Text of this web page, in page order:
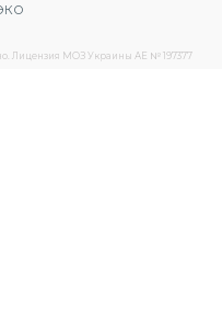
Лицензия МОЗ Украины АЕ № 197377